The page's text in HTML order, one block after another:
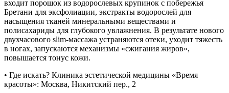
входит порошок из водорослевых крупинок с побережья
Бретани для эксфолиации, экстракты водорослей для
насыщения тканей минеральными веществами и
полисахариды для глубокого увлажнения. В результате нового
двухчасового slim-массажа устраняются отеки, уходит тяжесть
в ногах, запускаются механизмы «сжигания жиров»,
повышается тонус кожи.
• Где искать? Клиника эстетической медицины «Время
красоты»: Москва, Никитский пер., 2